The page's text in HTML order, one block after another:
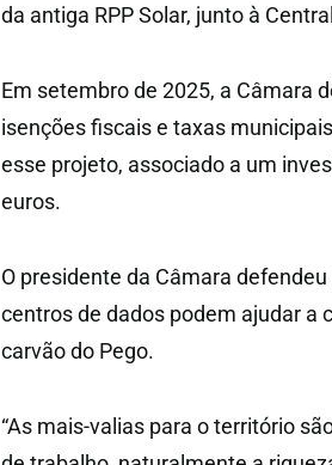
da antiga RPP Solar, junto à
Em setembro de 2025, a Câmara
isenções fiscais e taxas
esse projeto, associado a um
euros.
O presidente da Câmara
centros de dados podem ajudar a
carvão do Pego.
“As mais-valias para o território